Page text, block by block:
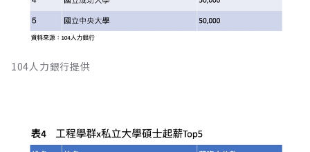
104人力銀行提供